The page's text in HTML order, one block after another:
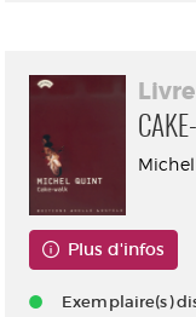
Livre
Michel
Plus d'infos
Exemplaire(s)